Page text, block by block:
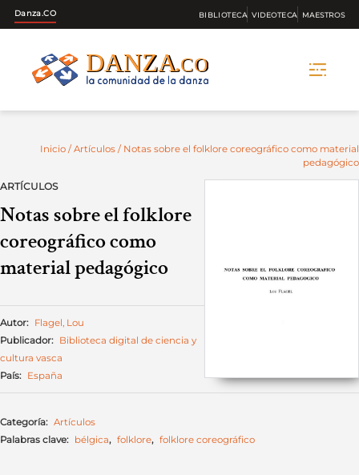
Danza.CO BIBLIOTECA VIDEOTECA MAESTROS
Inicio / Artículos / Notas sobre el folklore coreográfico como material
pedagógico
ARTÍCULOS
Notas sobre el folklore
coreográfico como
material pedagógico
Autor: Flagel, Lou
Publicador: Biblioteca digital de ciencia y
cultura vasca
País: España
Categoría: Artículos
Palabras clave: bélgica, folklore, folklore coreográfico